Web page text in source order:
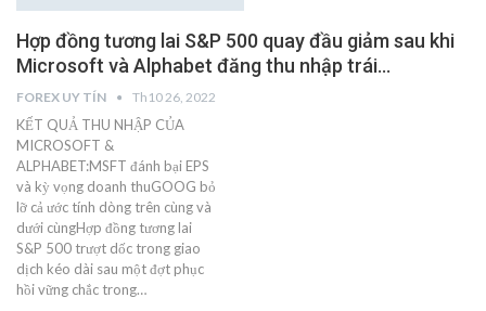
Hợp đồng tương lai S&P 500 quay đầu giảm sau khi
Microsoft và Alphabet đăng thu nhập trái…
FOREX UY TÍN Th10 26, 2022
KẾT QUẢ THU NHẬP CỦA
MICROSOFT &
ALPHABET:MSFT đánh bại EPS
và kỳ vọng doanh thuGOOG bỏ
lỡ cả ước tính dòng trên cùng và
dưới cùngHợp đồng tương lai
S&P 500 trượt dốc trong giao
dịch kéo dài sau một đợt phục
hồi vững chắc trong…